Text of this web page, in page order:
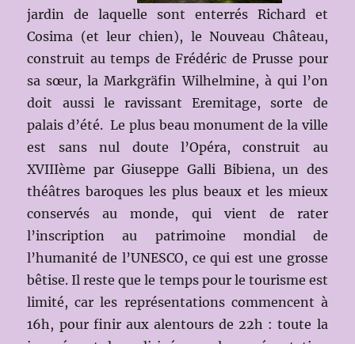
jardin de laquelle sont enterrés Richard et
Cosima (et leur chien), le Nouveau Château,
construit au temps de Frédéric de Prusse pour
sa sœur, la Markgräfin Wilhelmine, à qui l’on
doit aussi le ravissant Eremitage, sorte de
palais d’été. Le plus beau monument de la ville
est sans nul doute l’Opéra, construit au
XVIIIème par Giuseppe Galli Bibiena, un des
théâtres baroques les plus beaux et les mieux
conservés au monde, qui vient de rater
l’inscription au patrimoine mondial de
l’humanité de l’UNESCO, ce qui est une grosse
bêtise. Il reste que le temps pour le tourisme est
limité, car les représentations commencent à
16h, pour finir aux alentours de 22h : toute la